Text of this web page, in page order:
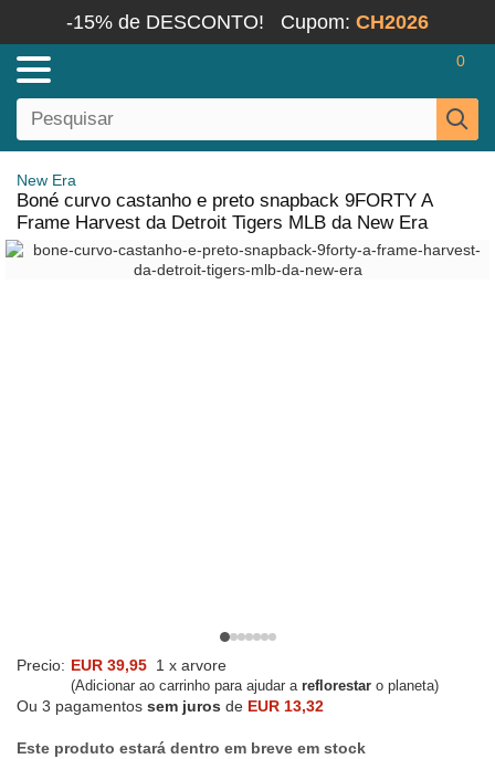
-15% de DESCONTO! Cupom: CH2026
0
New Era
Boné curvo castanho e preto snapback 9FORTY A
Frame Harvest da Detroit Tigers MLB da New Era
Precio: EUR 39,95 1 x arvore
(Adicionar ao carrinho para ajudar a reflorestar o planeta)
Ou 3 pagamentos sem juros de EUR 13,32
Este produto estará dentro em breve em stock